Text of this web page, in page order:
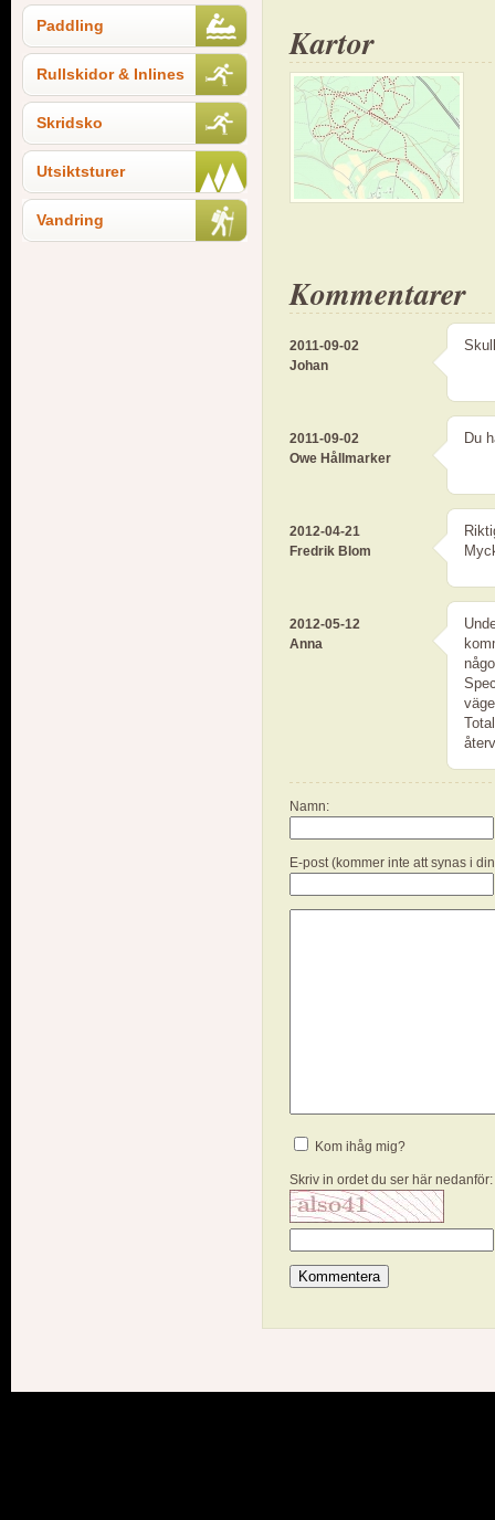
Paddling
Rullskidor & Inlines
Skridsko
Utsiktsturer
Vandring
Kartor
Kommentarer
2011-09-02
Johan
2011-09-02
Owe Hållmarker
Du
2012-04-21
Fredrik Blom
2012-05-12
Anna
Namn:
E-post (kommer inte att synas i
Kom ihåg mig?
Skriv in ordet du ser här nedanför: